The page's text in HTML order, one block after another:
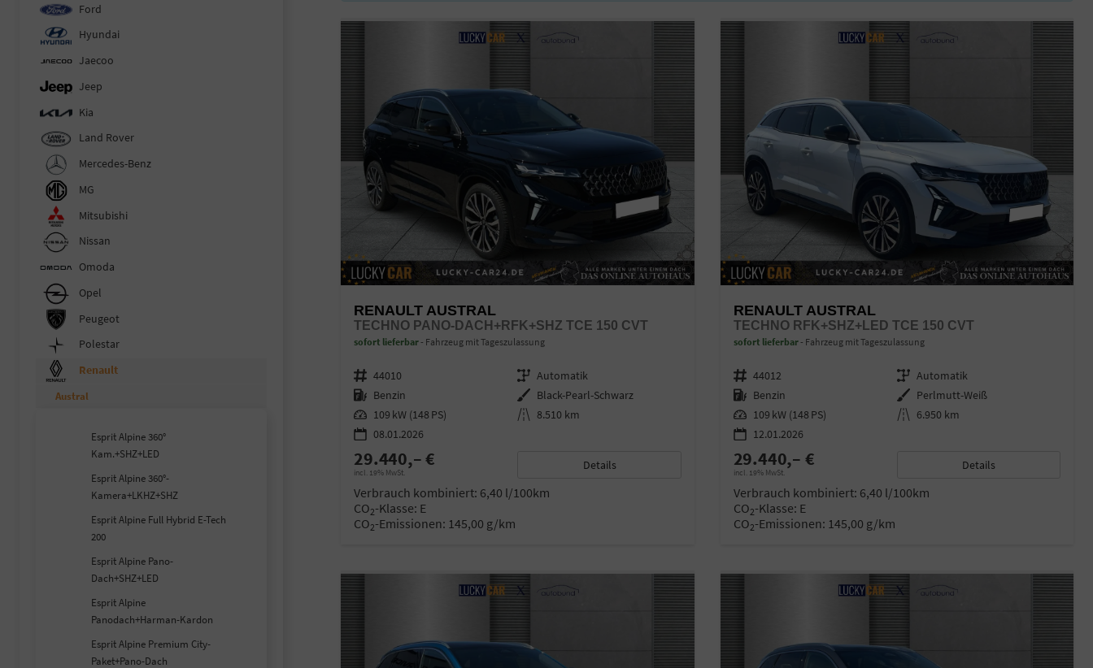
RENAULT AUSTRAL
TECHNO PANO-DACH+RFK+SHZ TCE 150 CVT
sofort lieferbar Fahrzeug mit Tageszulassung
Fahrzeugnr. 44010 Getriebe Automatik
Kraftstoff Benzin Außenfarbe Black-Pearl-Schwarz
Leistung 109 kW (148 PS) Kilometerstand 8.510 km
08.01.2026
29.440,– €
incl. 19% MwSt.
Details
Verbrauch kombiniert: 6,40 l/100km
CO2-Klasse: E
CO2-Emissionen: 145,00 g/km
RENAULT AUSTRAL
TECHNO RFK+SHZ+LED TCE 150 CVT
sofort lieferbar Fahrzeug mit Tageszulassung
Fahrzeugnr. 44012 Getriebe Automatik
Kraftstoff Benzin Außenfarbe Perlmutt-Weiß
Leistung 109 kW (148 PS) Kilometerstand 6.950 km
12.01.2026
29.440,– €
incl. 19% MwSt.
Details
Verbrauch kombiniert: 6,40 l/100km
CO2-Klasse: E
CO2-Emissionen: 145,00 g/km
Ford
Hyundai
Jaecoo
Jeep
Kia
Land Rover
Mercedes-Benz
MG
Mitsubishi
Nissan
Omoda
Opel
Peugeot
Polestar
Renault
Austral
Esprit Alpine 360°
Kam.+SHZ+LED
Esprit Alpine 360°-
Kamera+LKHZ+SHZ
Esprit Alpine Full Hybrid E-Tech
200
Esprit Alpine Pano-
Dach+SHZ+LED
Esprit Alpine
Panodach+Harman-Kardon
Esprit Alpine Premium City-
Paket+Pano-Dach